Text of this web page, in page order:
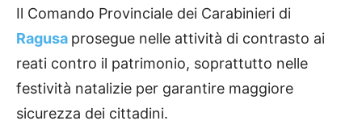
Il Comando Provinciale dei Carabinieri di
Ragusa prosegue nelle attività di contrasto ai
reati contro il patrimonio, soprattutto nelle
festività natalizie per garantire maggiore
sicurezza dei cittadini.